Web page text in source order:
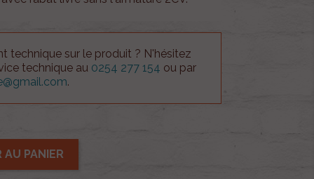
technique sur le produit ? N'hésitez
technique au 0254 277 154 ou par
.
AU PANIER